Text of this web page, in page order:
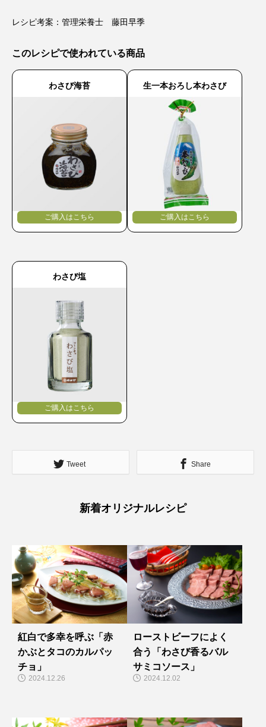
レシピ考案：管理栄養士 藤田早季
このレシピで使われている商品
わさび海苔
ご購入はこちら
生一本おろし本わさび
ご購入はこちら
わさび塩
ご購入はこちら
Tweet Share
新着オリジナルレシピ
紅白で多幸を呼ぶ「赤
かぶとタコのカルパッ
チョ」
2024.12.26
ローストビーフによく
合う「わさび香るバル
サミコソース」
2024.12.02